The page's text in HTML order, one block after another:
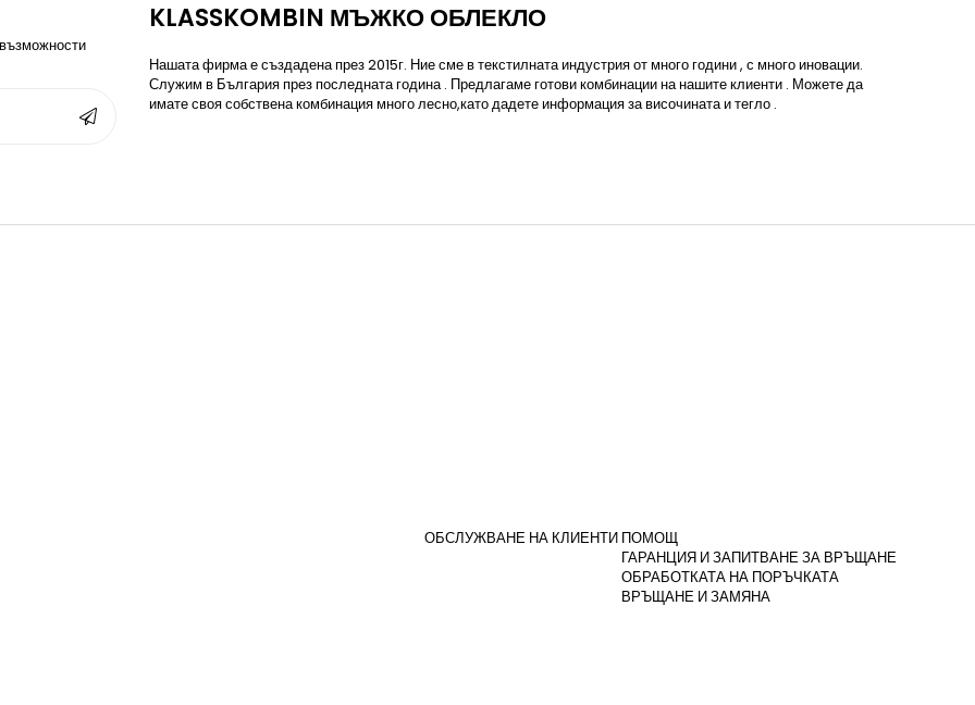
KLASSKOMBIN МЪЖКО ОБЛЕКЛО
Нашата фирма е създадена през 2015г. Ние сме в текстилната индустрия от много години , с много иновации.
Служим в България през последната година . Предлагаме готови комбинации на нашите клиенти . Можете да
имате своя собствена комбинация много лесно,като дадете информация за височината и тегло .
ОБСЛУЖВАНЕ НА КЛИЕНТИ ПОМОЩ
ГАРАНЦИЯ И ЗАПИТВАНЕ ЗА ВРЪЩАНЕ
ОБРАБОТКАТА НА ПОРЪЧКАТА
ВРЪЩАНЕ И ЗАМЯНА